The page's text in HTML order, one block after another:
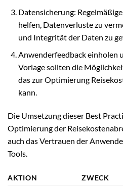
Datensicherung:
helfen, Datenverluste zu
und Integrität der Daten zu
Anwenderfeedback einholen
Vorlage sollten die
das zur Optimierung
kann.
Die Umsetzung dieser Best
Optimierung der
auch das Vertrauen der
Tools.
AKTION ZWECK